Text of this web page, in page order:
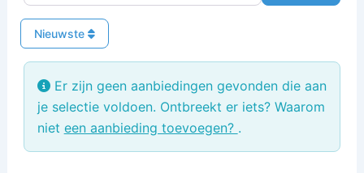
Nieuwste
Er zijn geen aanbiedingen gevonden die aan
je selectie voldoen. Ontbreekt er iets? Waarom
niet een aanbieding toevoegen? .